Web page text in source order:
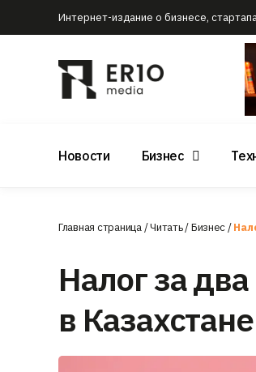
Интернет-издание о бизнесе,
Новости Бизнес
Главная страница/Читать/Бизнес/
Налог за
в